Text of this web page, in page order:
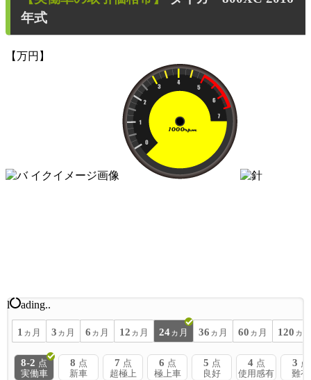
年式
【万円】
l ading..
1 ヵ月 3 ヵ月 6 ヵ月 12 ヵ月 24 ヵ月 36 ヵ月 60 ヵ月 120 ヵ
8-2 点
実働車
8 点
新車
7 点
超極上
6 点
極上車
5 点
良好
4 点
使用感有
3 点
難有